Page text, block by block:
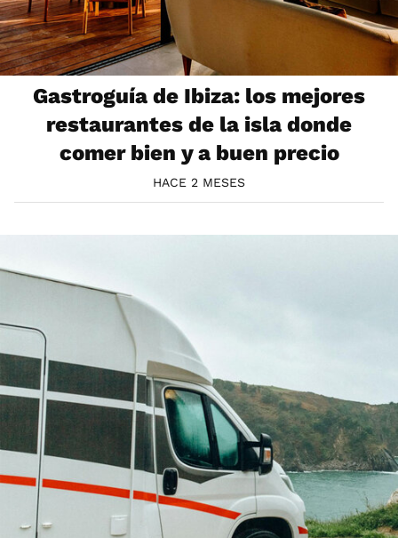
Gastroguía de Ibiza: los mejores
restaurantes de la isla donde
comer bien y a buen precio
HACE 2 MESES